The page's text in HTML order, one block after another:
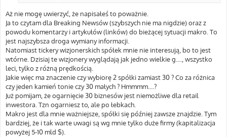
Aż nie mogę uwierzyć, że napisałeś to poważnie.
Ja to czytam dla Breaking Newsów (szybszych nie ma nigdzie) oraz z
powodu komentarzy i artykułów (linków) do bieżącej sytuacji makro. To
jest najszybsza droga wymiany informacji.
Natomiast tickery wizjonerskich spółek mnie nie interesują, bo to jest
wtórne. Dzisiaj te wizjonery wyglądają jak jedno wielkie g...., wszystko
leci, tylko z różną prędkością.
Jakie więc ma znaczenie czy wybiorę 2 spółki zamiast 30 ? Co za różnica
czy jeden kamień tonie czy 30 małych ? Hmmmm....?
Już pomijam, że ogarnięcie 30 biznesów jest niemożliwe dla retail
inwestora. Tzn ogarniesz to, ale po łebkach.
Makro jest dla mnie ważniejsze, spółki się później zawsze znajdzie. Tym
bardziej, że i tak warte uwagi są wg mnie tylko duże firmy (kapitalizacja
powyżej 5-10 mld $).